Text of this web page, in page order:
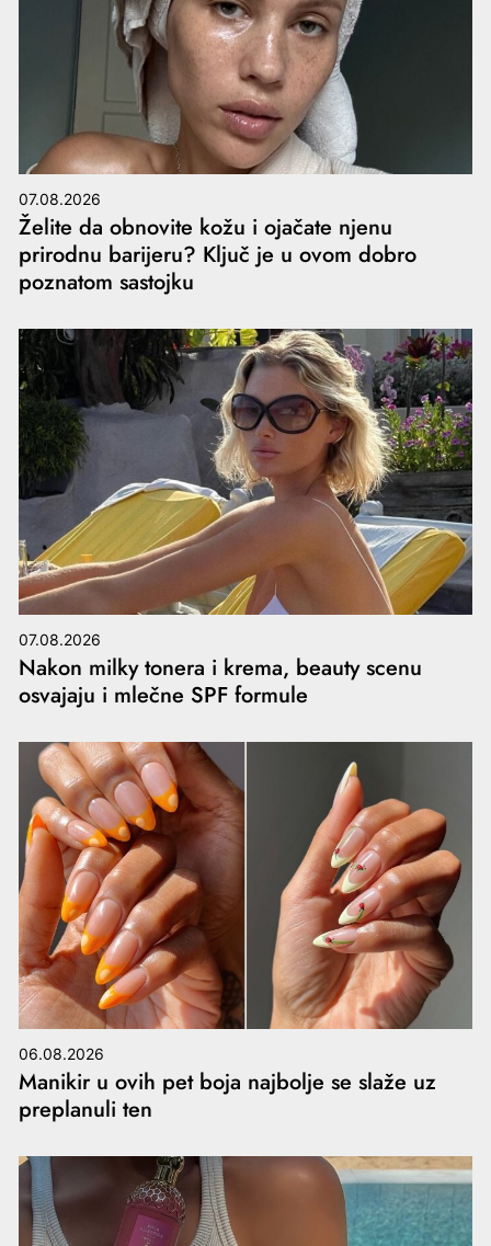
07.08.2026
Želite da obnovite kožu i ojačate njenu
prirodnu barijeru? Ključ je u ovom dobro
poznatom sastojku
07.08.2026
Nakon milky tonera i krema, beauty scenu
osvajaju i mlečne SPF formule
06.08.2026
Manikir u ovih pet boja najbolje se slaže uz
preplanuli ten